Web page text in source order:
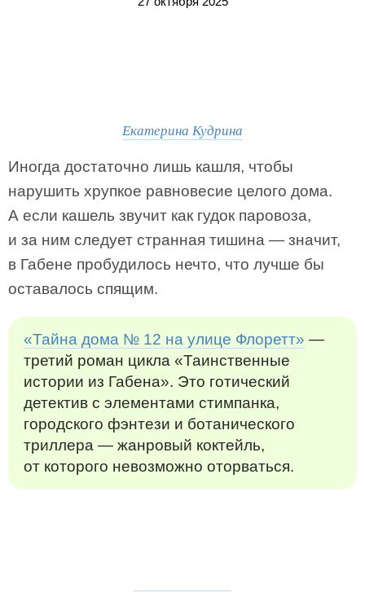
Екатерина Кудрина
Иногда достаточно лишь кашля, чтобы
нарушить хрупкое равновесие целого дома.
А если кашель звучит как гудок паровоза,
и за ним следует странная тишина — значит,
в Габене пробудилось нечто, что лучше бы
оставалось спящим.
«Тайна дома № 12 на улице Флоретт» —
третий роман цикла «Таинственные
истории из Габена». Это готический
детектив с элементами стимпанка,
городского фэнтези и ботанического
триллера — жанровый коктейль,
от которого невозможно оторваться.